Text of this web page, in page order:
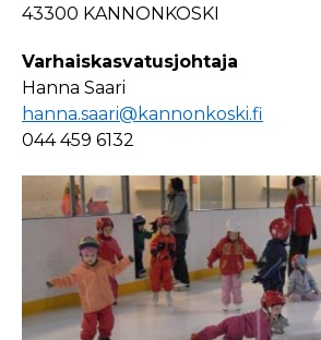
43300 KANNONKOSKI
Varhaiskasvatusjohtaja
Hanna Saari
hanna.saari@kannonkoski.fi
044 459 6132